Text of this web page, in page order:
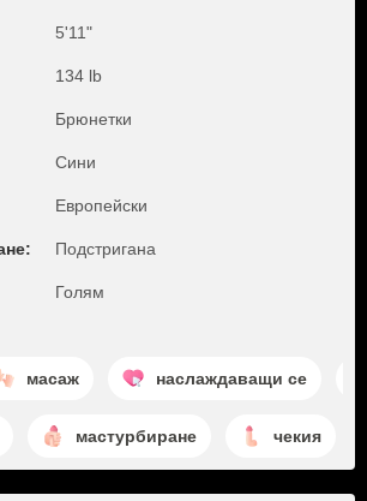
5'11"
134 lb
Брюнетки
Сини
Европейски
Подстригана
Голям
масаж наслаждаващи се
мастурбиране чекия